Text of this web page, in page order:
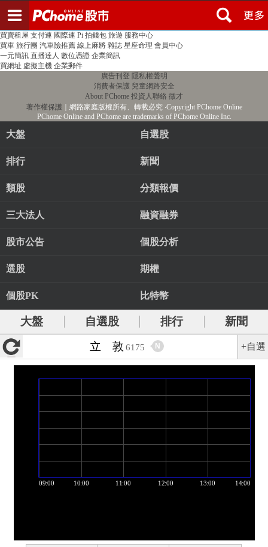
PChome首頁 線上購物 24h購物 書店
買賣租屋 支付連 國際連 Pi 拍錢包 旅遊 服務中心
買車 旅行團 汽車險推薦 線上麻將 雜誌 星座命理 會員中心
一元簡訊 直播達人 數位憑證 企業簡訊
買網址 虛擬主機 企業郵件
廣告刊登 隱私權聲明
消費者保護 兒童網路安全
About PChome 投資人聯絡 徵才
著作權保護 ｜網路家庭版權所有、轉載必究‧Copyright PChome Online
PChome Online and PChome are trademarks of PChome Online Inc.
大盤 自選股
排行 新聞
類股 分類報價
三大法人 融資融券
股市公告 個股分析
選股 期權
個股PK 比特幣
大盤 自選股 排行
新聞
立 敦 6175 N +自選